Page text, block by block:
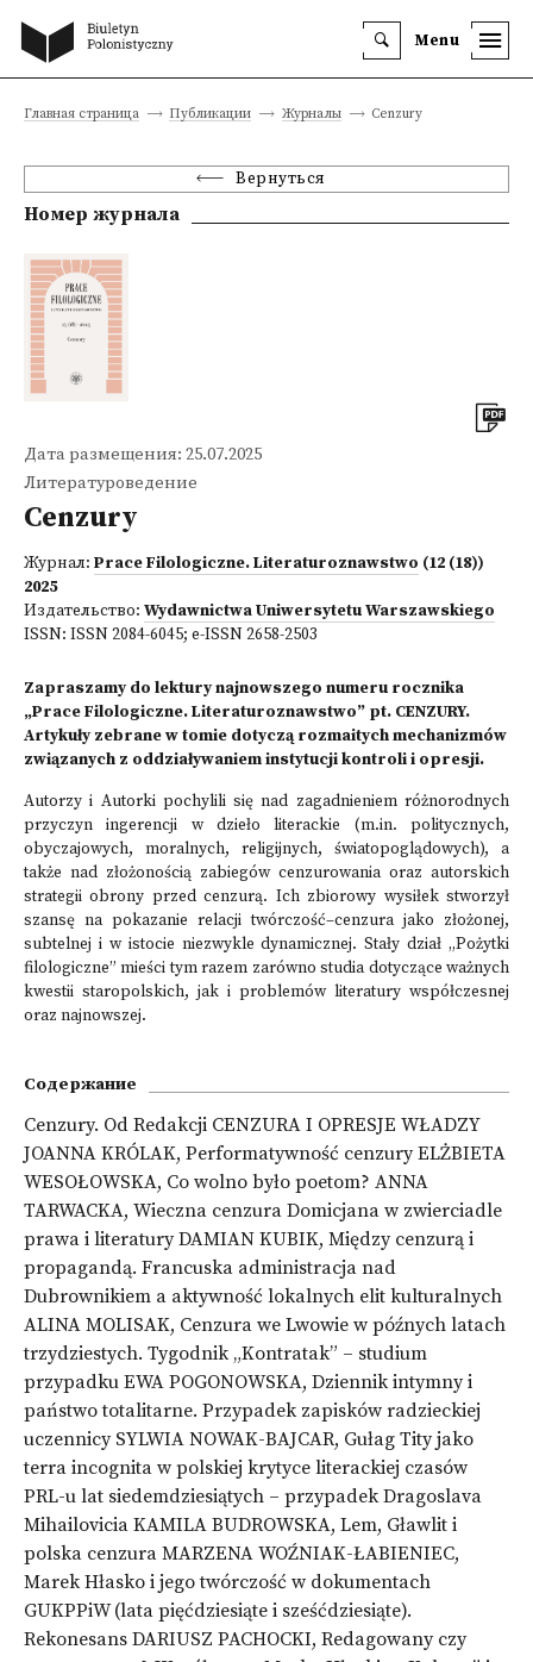
Menu
Главная страница Публикации Журналы Cenzury
Вернуться
Номер журнала
Дата размещения: 25.07.2025
Литературоведение
Cenzury
Журнал: Prace Filologiczne. Literaturoznawstwo (12 (18))
2025
Издательство: Wydawnictwa Uniwersytetu Warszawskiego
ISSN: ISSN 2084-6045; e-ISSN 2658-2503
Zapraszamy do lektury najnowszego numeru rocznika
„Prace Filologiczne. Literaturoznawstwo” pt. CENZURY.
Artykuły zebrane w tomie dotyczą rozmaitych mechanizmów
związanych z oddziaływaniem instytucji kontroli i opresji.
Autorzy i Autorki pochylili się nad zagadnieniem różnorodnych
przyczyn ingerencji w dzieło literackie (m.in. politycznych,
obyczajowych, moralnych, religijnych, światopoglądowych), a
także nad złożonością zabiegów cenzurowania oraz autorskich
strategii obrony przed cenzurą. Ich zbiorowy wysiłek stworzył
szansę na pokazanie relacji twórczość–cenzura jako złożonej,
subtelnej i w istocie niezwykle dynamicznej. Stały dział „Pożytki
filologiczne” mieści tym razem zarówno studia dotyczące ważnych
kwestii staropolskich, jak i problemów literatury współczesnej
oraz najnowszej.
Содержание
Cenzury. Od Redakcji CENZURA I OPRESJE WŁADZY
JOANNA KRÓLAK, Performatywność cenzury ELŻBIETA
WESOŁOWSKA, Co wolno było poetom? ANNA
TARWACKA, Wieczna cenzura Domicjana w zwierciadle
prawa i literatury DAMIAN KUBIK, Między cenzurą i
propagandą. Francuska administracja nad
Dubrownikiem a aktywność lokalnych elit kulturalnych
ALINA MOLISAK, Cenzura we Lwowie w późnych latach
trzydziestych. Tygodnik „Kontratak” – studium
przypadku EWA POGONOWSKA, Dziennik intymny i
państwo totalitarne. Przypadek zapisków radzieckiej
uczennicy SYLWIA NOWAK-BAJCAR, Gułag Tity jako
terra incognita w polskiej krytyce literackiej czasów
PRL-u lat siedemdziesiątych – przypadek Dragoslava
Mihailovicia KAMILA BUDROWSKA, Lem, Gławlit i
polska cenzura MARZENA WOŹNIAK-ŁABIENIEC,
Marek Hłasko i jego twórczość w dokumentach
GUKPPiW (lata pięćdziesiąte i sześćdziesiąte).
Rekonesans DARIUSZ PACHOCKI, Redagowany czy